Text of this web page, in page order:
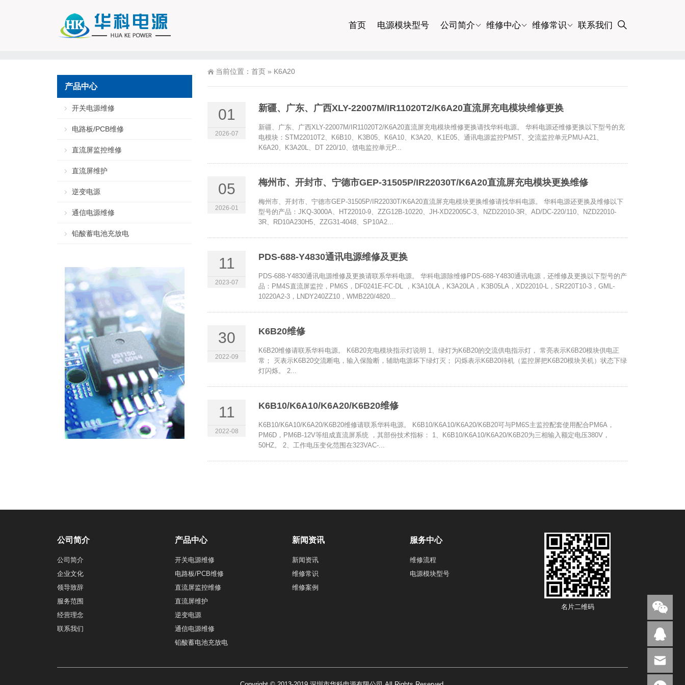
首页 电源模块型号 公司简介 维修中心 维修常识 联系我们
当前位置： 首页 » K6A20
01
2026-07
新疆、广东、广西XLY-22007M/IR11020T2/K6A20直流屏充电模块维修更换
新疆、广东、广西XLY-22007M/IR11020T2/K6A20直流屏充电模块维修更换请找华科电源。 华科电源还维修更换以下型号的充
电模块：STM22010T2、K6B10、K3B05、K6A10、K3A20、K1E05、通讯电源监控PM5T、交流监控单元PMU-A21、
K6A20、K3A20L、DT 220/10、馈电监控单元P...
05
2026-01
梅州市、开封市、宁德市GEP-31505P/IR22030T/K6A20直流屏充电模块更换维修
梅州市、开封市、宁德市GEP-31505P/IR22030T/K6A20直流屏充电模块更换维修请找华科电源。 华科电源还更换及维修以下
型号的产品：JKQ-3000A、HT22010-9、ZZG12B-10220、JH-XD22005C-3、NZD22010-3R、AD/DC-220/110、NZD22010-
3R、RD10A230H5、ZZG31-4048、SP10A2...
11
2023-07
PDS-688-Y4830通讯电源维修及更换
PDS-688-Y4830通讯电源维修及更换请联系华科电源。 华科电源除维修PDS-688-Y4830通讯电源，还维修及更换以下型号的产
品：PM4S直流屏监控，PM6S，DF0241E-FC-DL ，K3A10LA，K3A20LA，K3B05LA，XD22010-L，SR220T10-3，GML-
10220A2-3，LNDY240ZZ10，WMB220/4820...
30
2022-09
K6B20维修
K6B20维修请联系华科电源。 K6B20充电模块指示灯说明 1、绿灯为K6B20的交流供电指示灯， 常亮表示K6B20模块供电正
常； 灭表示K6B20交流断电，输入保险断，辅助电源坏下绿灯灭； 闪烁表示K6B20待机（监控屏把K6B20模块关机）状态下绿
灯闪烁。 2...
11
2022-08
K6B10/K6A10/K6A20/K6B20维修
K6B10/K6A10/K6A20/K6B20维修请联系华科电源。 K6B10/K6A10/K6A20/K6B20可与PM6S主监控配套使用配合PM6A，
PM6D，PM6B-12V等组成直流屏系统 ，其部份技术指标： 1、K6B10/K6A10/K6A20/K6B20为三相输入额定电压380V，
50HZ。 2、工作电压变化范围在323VAC-...
产品中心
开关电源维修
电路板/PCB维修
直流屏监控维修
直流屏维护
逆变电源
通信电源维修
铅酸蓄电池充放电
公司简介
公司简介
企业文化
领导致辞
服务范围
经营理念
联系我们
产品中心
开关电源维修
电路板/PCB维修
直流屏监控维修
直流屏维护
逆变电源
通信电源维修
铅酸蓄电池充放电
新闻资讯
新闻资讯
维修常识
维修案例
服务中心
维修流程
电源模块型号
名片二维码